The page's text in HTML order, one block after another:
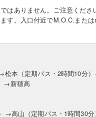
はありません。ご注意くださ
す。入口付近でM.O.C.また
松本（定期バス・2時間10分
→新穂高
→高山（定期バス・1時間30